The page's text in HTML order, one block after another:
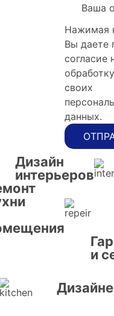
Ваша
Нажимая
Вы даете
согласие
обработку
своих
данных.
Дизайн
интерьеров
и